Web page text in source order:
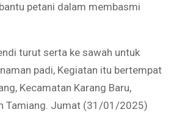
petani dalam membasmi
turut serta ke sawah untuk
padi, Kegiatan itu bertempat
Kecamatan Karang Baru,
Tamiang. Jumat (31/01/2025)